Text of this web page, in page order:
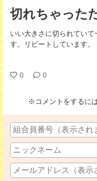
切れちゃった
いい大きさに切られてい
す。リピートしています。
0 0
※コメントをするに